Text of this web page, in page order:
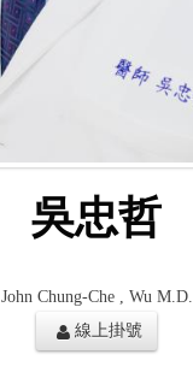
吳忠哲
John Chung-Che , Wu M.D.
線上掛號